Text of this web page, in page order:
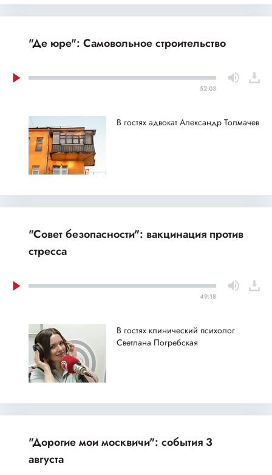
"Де юре": Самовольное строительство
52:03
В гостях адвокат Александр Толмачев
"Совет безопасности": вакцинация против
стресса
49:18
В гостях клинический психолог
Светлана Погребская
"Дорогие мои москвичи": события 3
августа